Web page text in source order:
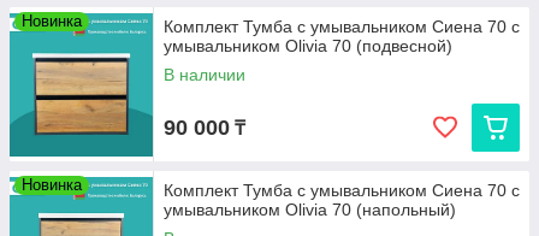
Новинка
Комплект Тумба с умывальником Сиена 70 с
умывальником Olivia 70 (подвесной)
В наличии
90 000 ₸
Новинка
Комплект Тумба с умывальником Сиена 70 с
умывальником Olivia 70 (напольный)